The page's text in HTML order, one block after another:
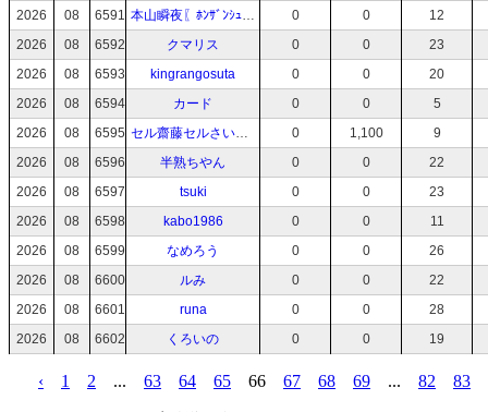
2026
08 6591 本山瞬夜〖ﾎﾝｻﾞﾝｼｭﾝﾔ〗 0 0
12
2026
08 6592 クマリス 0 0
23
2026
08 6593 kingrangosuta 0 0
20
2026
08 6594 カード 0 0
5
2026
08 6595 セル齋藤セルさいとうセルサイトウ 0 1,100
9
2026
08 6596 半熟ちやん 0 0
22
2026
08 6597 tsuki 0 0
23
2026
08 6598 kabo1986 0 0
11
2026
08 6599 なめろう 0 0
26
2026
08 6600 ルみ 0 0
22
2026
08 6601 runa 0 0
28
2026
08 6602 くろいの 0 0 19
‹ 1 2 ... 63 64 65 66 67 68 69 ... 82 83